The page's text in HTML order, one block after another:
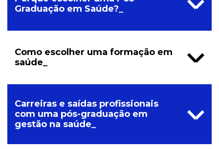
Graduação em Saúde?_
Como escolher uma formação em
saúde_
Carreiras e saídas profissionais
com uma pós-graduação em
gestão na saúde_